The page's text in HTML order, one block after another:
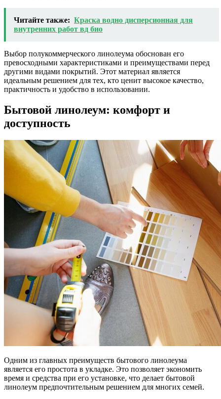
Читайте также: Краска водно дисперсионная для
внутренних работ вд био
Выбор полукоммерческого линолеума обоснован его
превосходными характеристиками и преимуществами перед
другими видами покрытий. Этот материал является
идеальным решением для тех, кто ценит высокое качество,
практичность и удобство в использовании.
Бытовой линолеум: комфорт и
доступность
Одним из главных преимуществ бытового линолеума
является его простота в укладке. Это позволяет экономить
время и средства при его установке, что делает бытовой
линолеум предпочтительным решением для многих семей.